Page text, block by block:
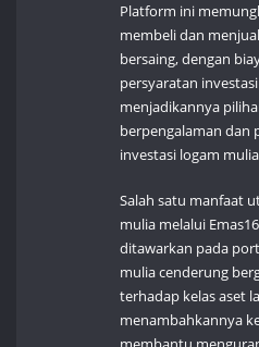
Platform ini
membeli dan
bersaing, dengan
persyaratan
menjadikannya
berpengalaman dan
investasi logam
Salah satu manfaat
mulia melalui
ditawarkan pada
mulia cenderung
terhadap kelas aset
menambahkannya